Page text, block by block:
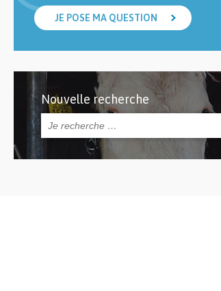
JE POSE MA QUESTION
Nouvelle recherche